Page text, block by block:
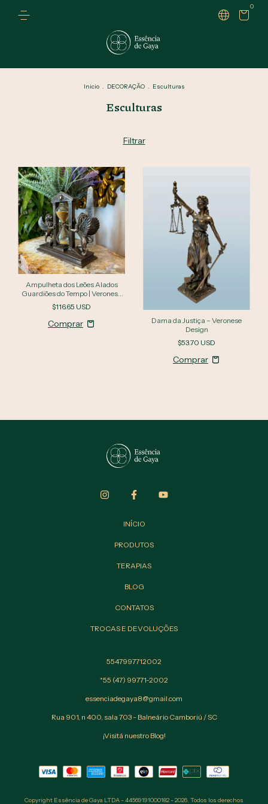
0
Inicio . DECORAÇÃO . Esculturas
Esculturas
Filtrar
Ampulheta dos Leões Alados
Guardiões do Tempo | Veronese
Design
$116.65 USD
Dama da Justiça – Veronese
Design
$53.70 USD
INÍCIO
PRODUTOS
TERAPIAS
BLOG
CONTATOS
TROCAS E DEVOLUÇÕES
5547997712002
*55 (47) 99771-2002
essenciadegaya8@gmail.com
Rua 901, n 400, sala 703 - Balneário Camboriú / SC
¡Visitá nuestro Blog!
Copyright Essência de Gaya LTDA - 44569191000182 - 2026. Todos los derechos